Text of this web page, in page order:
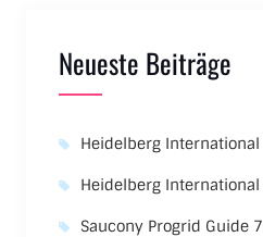
Neueste Beiträge
Heidelberg International
Heidelberg International
Saucony Progrid Guide